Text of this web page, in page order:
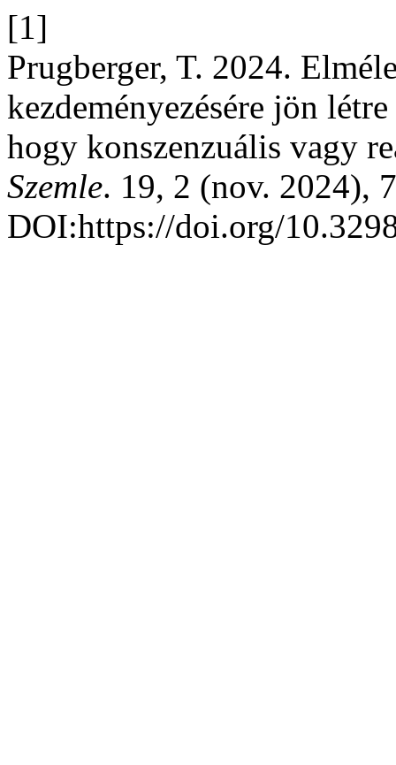
[1]
Prugberger, T. 2024.
kezdeményezésére jön
hogy konszenzuális vagy
Szemle. 19, 2 (nov. 2024),
DOI:https://doi.org/